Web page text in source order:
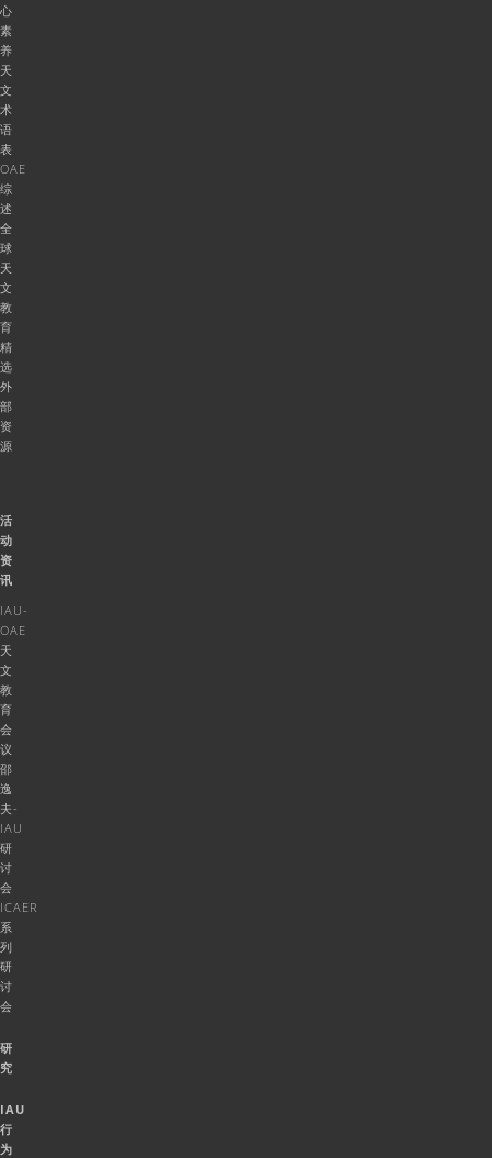
心
素
养
天
文
术
语
表
OAE
综
述
全
球
天
文
教
育
精
选
外
部
资
源
活
动
资
讯
IAU-
OAE
天
文
教
育
会
议
邵
逸
夫-
IAU
研
讨
会
ICAER
系
列
研
讨
会
研
究
IAU
行
为